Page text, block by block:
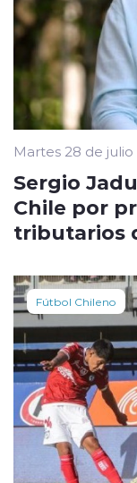
Martes 28 de
Sergio
Chile por
tributarios
Fútbol Chileno